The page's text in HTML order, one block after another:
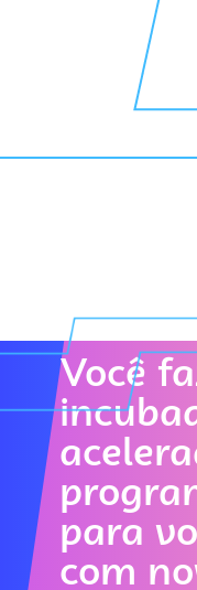
Você
quer
escala
com
Você
para
com